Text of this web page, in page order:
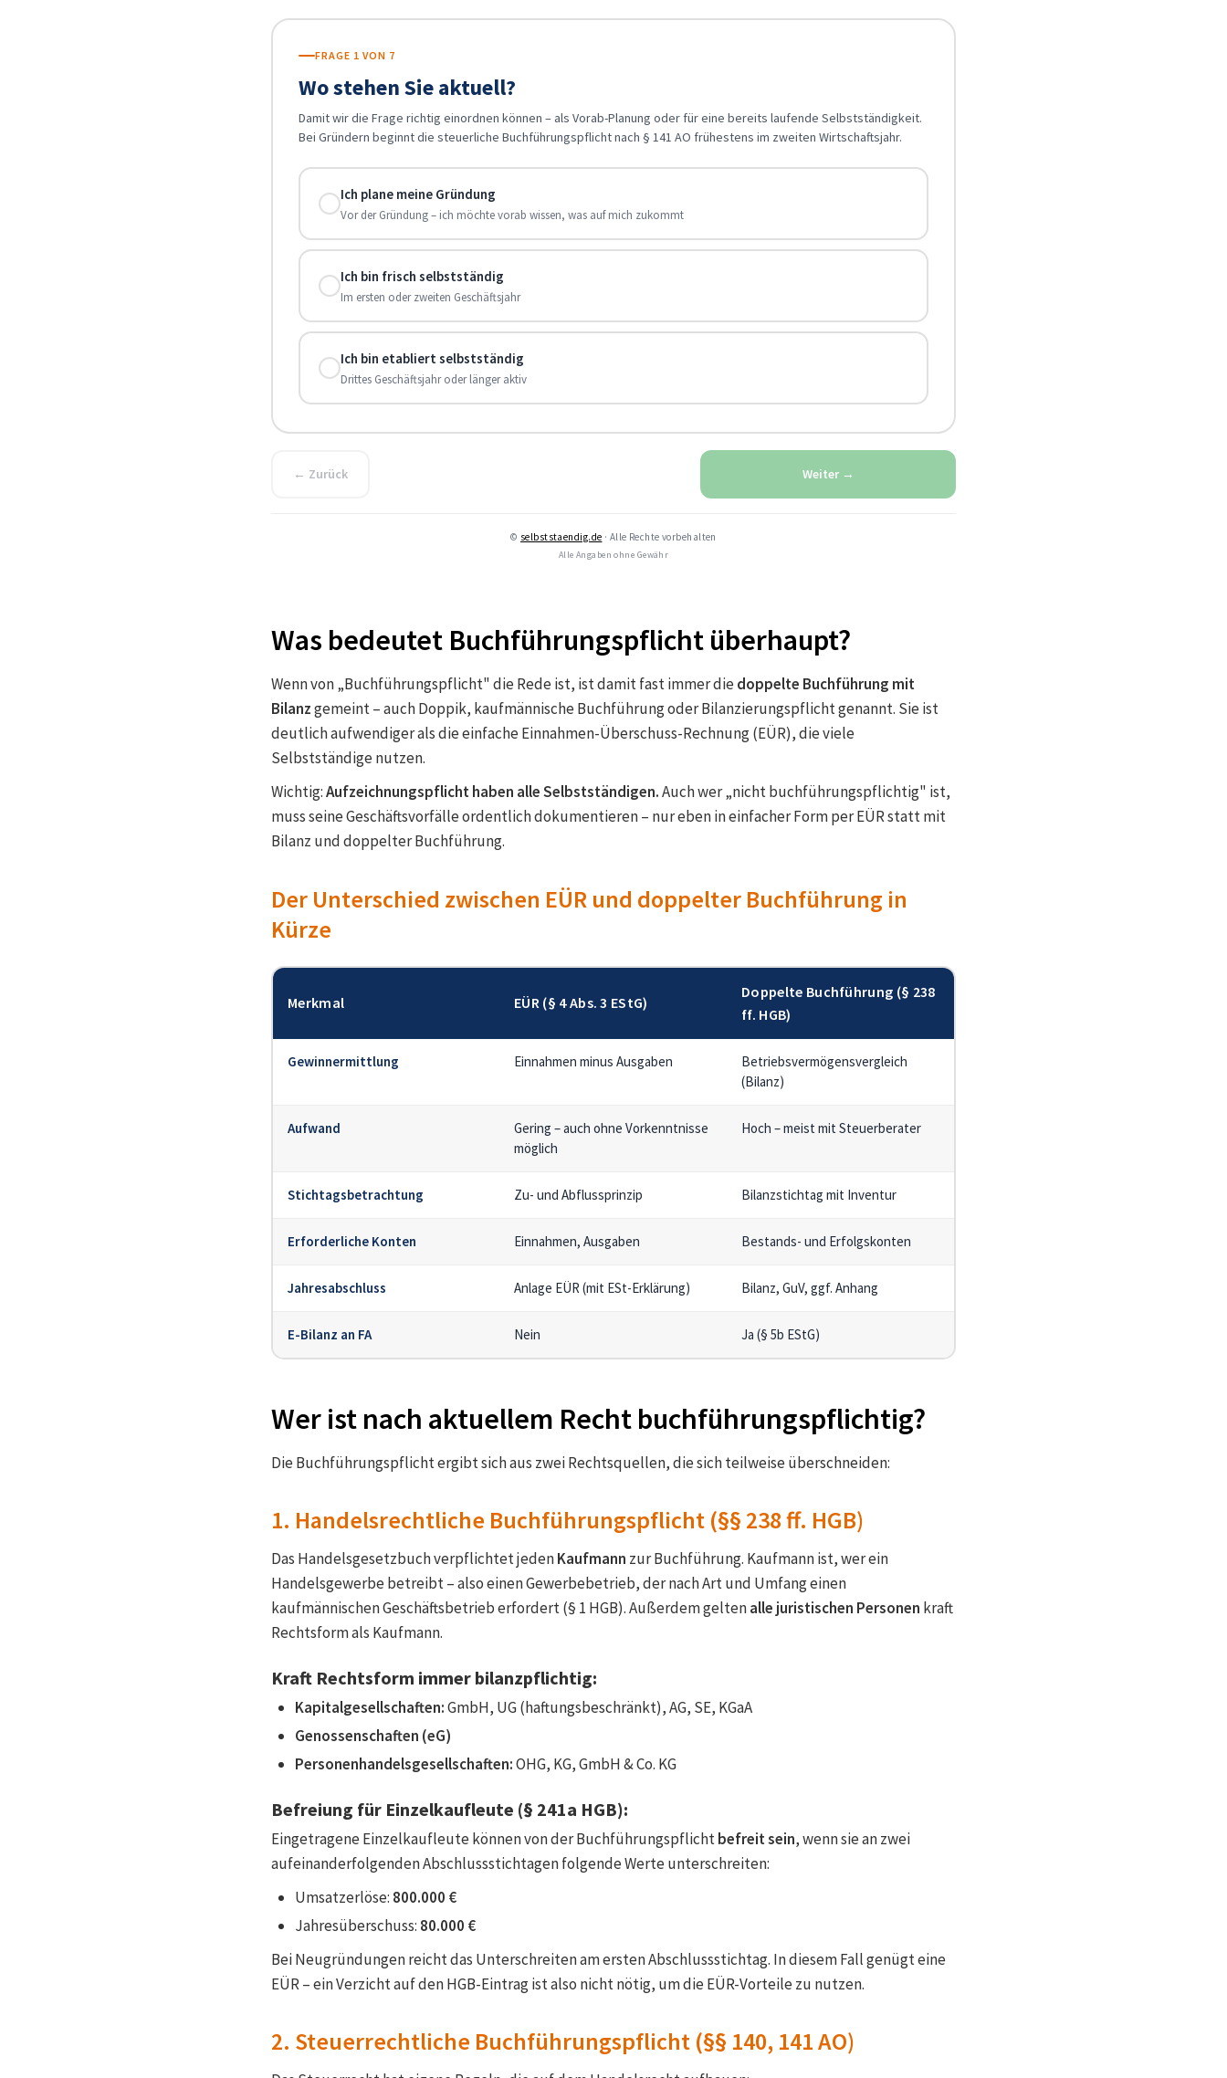
FRAGE 1 VON 7
Wo stehen Sie aktuell?
Damit wir die Frage richtig einordnen können – als Vorab-Planung oder für eine bereits laufende Selbstständigkeit.
Bei Gründern beginnt die steuerliche Buchführungspflicht nach § 141 AO frühestens im zweiten Wirtschaftsjahr.
Ich plane meine Gründung
Vor der Gründung – ich möchte vorab wissen, was auf mich zukommt
Ich bin frisch selbstständig
Im ersten oder zweiten Geschäftsjahr
Ich bin etabliert selbstständig
Drittes Geschäftsjahr oder länger aktiv
← Zurück Weiter →
© selbststaendig.de · Alle Rechte vorbehalten
Alle Angaben ohne Gewähr
Was bedeutet Buchführungspflicht überhaupt?
Wenn von „Buchführungspflicht" die Rede ist, ist damit fast immer diedoppelte Buchführung mit
Bilanzgemeint – auch Doppik, kaufmännische Buchführung oder Bilanzierungspflicht genannt. Sie ist
deutlich aufwendiger als die einfache Einnahmen-Überschuss-Rechnung (EÜR), die viele
Selbstständige nutzen.
Wichtig:Aufzeichnungspflicht haben alle Selbstständigen.Auch wer „nicht buchführungspflichtig" ist,
muss seine Geschäftsvorfälle ordentlich dokumentieren – nur eben in einfacher Form per EÜR statt mit
Bilanz und doppelter Buchführung.
Der Unterschied zwischen EÜR und doppelter Buchführung in
Kürze
Merkmal EÜR (§ 4 Abs. 3 EStG)
Doppelte Buchführung (§ 238
ff. HGB)
Gewinnermittlung Einnahmen minus Ausgaben
Betriebsvermögensvergleich
(Bilanz)
Aufwand
Gering – auch ohne Vorkenntnisse
möglich
Hoch – meist mit Steuerberater
Stichtagsbetrachtung Zu- und Abflussprinzip Bilanzstichtag mit Inventur
Erforderliche Konten Einnahmen, Ausgaben Bestands- und Erfolgskonten
Jahresabschluss Anlage EÜR (mit ESt-Erklärung) Bilanz, GuV, ggf. Anhang
E-Bilanz an FA Nein Ja (§ 5b EStG)
Wer ist nach aktuellem Recht buchführungspflichtig?
Die Buchführungspflicht ergibt sich aus zwei Rechtsquellen, die sich teilweise überschneiden:
1. Handelsrechtliche Buchführungspflicht (§§ 238 ff. HGB)
Das Handelsgesetzbuch verpflichtet jedenKaufmann zur Buchführung. Kaufmann ist, wer ein
Handelsgewerbe betreibt – also einen Gewerbebetrieb, der nach Art und Umfang einen
kaufmännischen Geschäftsbetrieb erfordert (§ 1 HGB). Außerdem geltenalle juristischen Personen kraft
Rechtsform als Kaufmann.
Kraft Rechtsform immer bilanzpflichtig:
Kapitalgesellschaften:GmbH, UG (haftungsbeschränkt), AG, SE, KGaA
Genossenschaften (eG)
Personenhandelsgesellschaften:OHG, KG, GmbH & Co. KG
Befreiung für Einzelkaufleute (§ 241a HGB):
Eingetragene Einzelkaufleute können von der Buchführungspflichtbefreit sein, wenn sie an zwei
aufeinanderfolgenden Abschlussstichtagen folgende Werte unterschreiten:
Umsatzerlöse: 800.000 €
Jahresüberschuss: 80.000 €
Bei Neugründungen reicht das Unterschreiten am ersten Abschlussstichtag. In diesem Fall genügt eine
EÜR – ein Verzicht auf den HGB-Eintrag ist also nicht nötig, um die EÜR-Vorteile zu nutzen.
2. Steuerrechtliche Buchführungspflicht (§§ 140, 141 AO)